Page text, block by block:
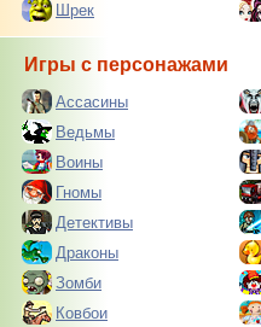
Шрек
Игры с персонажами
Ассасины
Ведьмы
Воины
Гномы
Детективы
Драконы
Зомби
Ковбои